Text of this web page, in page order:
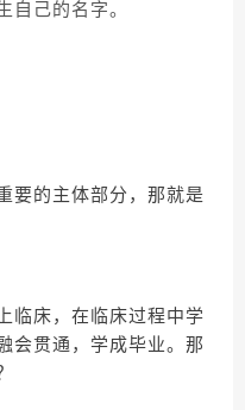
自己的名字。
要的主体部分，那就是
临床，在临床过程中学
会贯通，学成毕业。那